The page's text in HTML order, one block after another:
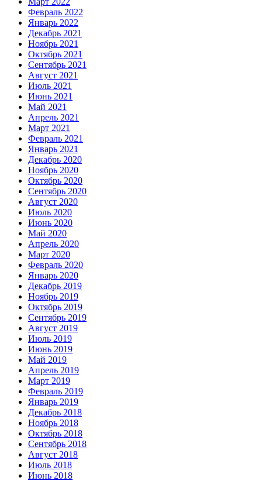
Февраль 2022
Январь 2022
Декабрь 2021
Ноябрь 2021
Октябрь 2021
Сентябрь 2021
Август 2021
Июль 2021
Июнь 2021
Май 2021
Апрель 2021
Март 2021
Февраль 2021
Январь 2021
Декабрь 2020
Ноябрь 2020
Октябрь 2020
Сентябрь 2020
Август 2020
Июль 2020
Июнь 2020
Май 2020
Апрель 2020
Март 2020
Февраль 2020
Январь 2020
Декабрь 2019
Ноябрь 2019
Октябрь 2019
Сентябрь 2019
Август 2019
Июль 2019
Июнь 2019
Май 2019
Апрель 2019
Март 2019
Февраль 2019
Январь 2019
Декабрь 2018
Ноябрь 2018
Октябрь 2018
Сентябрь 2018
Август 2018
Июль 2018
Июнь 2018